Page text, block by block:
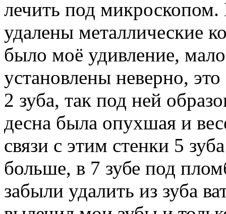
лечить под
удалены металлические
было моё удивление,
установлены неверно,
2 зуба, так под ней
десна была опухшая и
связи с этим стенки 5
больше, в 7 зубе под
забыли удалить из зуба